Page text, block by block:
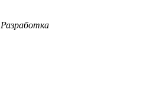
Разработка